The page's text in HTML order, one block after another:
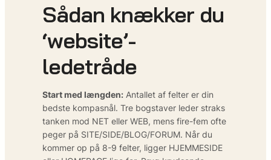
Sådan knækker du
‘website’-
ledetråde
Start med længden: Antallet af felter er din
bedste kompasnål. Tre bogstaver leder straks
tanken mod NET eller WEB, mens fire-fem ofte
peger på SITE/SIDE/BLOG/FORUM. Når du
kommer op på 8-9 felter, ligger HJEMMESIDE